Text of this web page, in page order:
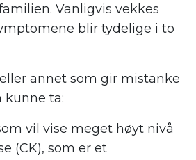
Vanligvis vekkes
blir tydelige i to
annet som gir mistanke
kunne ta:
vil vise meget høyt nivå
(CK), som er et